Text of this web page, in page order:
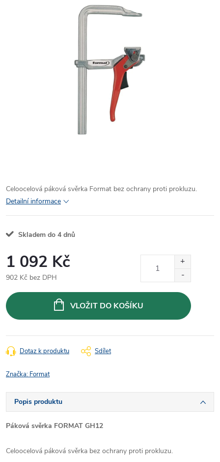
Celoocelová páková svěrka Format bez ochrany proti prokluzu.
Detailní informace
Skladem do 4 dnů
1 092 Kč
902 Kč bez DPH
cena:
VLOŽIT DO KOŠÍKU
Dotaz k produktu Sdílet
Značka: Format
Popis produktu
Páková svěrka FORMAT GH12
Celoocelová páková svěrka bez ochrany proti prokluzu.